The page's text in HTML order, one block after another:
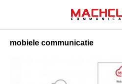
mobiele communicatie